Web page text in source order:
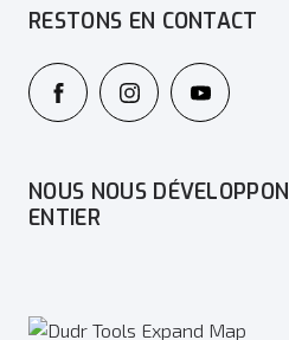
RESTONS EN CONTACT
NOUS NOUS
ENTIER